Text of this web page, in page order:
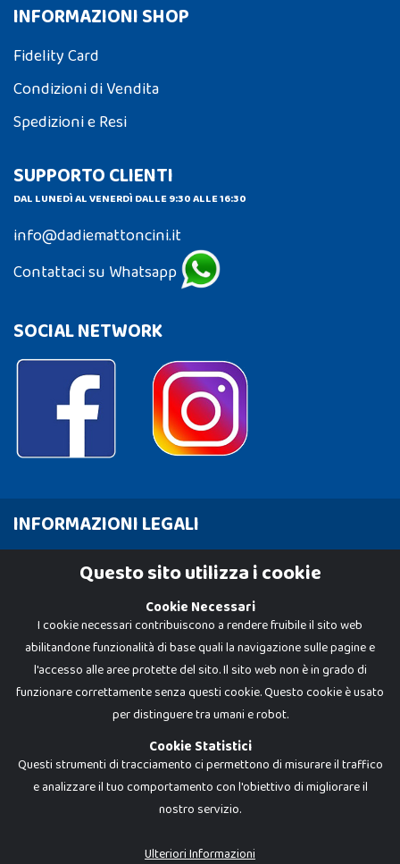
INFORMAZIONI SHOP
Fidelity Card
Condizioni di Vendita
Spedizioni e Resi
SUPPORTO CLIENTI
DAL LUNEDÌ AL VENERDÌ DALLE 9:30 ALLE 16:30
info@dadiemattoncini.it
Contattaci su Whatsapp
SOCIAL NETWORK
INFORMAZIONI LEGALI
Cookie Policy
Dadi e Mattoncini è un brand di Giocabene Srl. Ogni riproduzione o utilizzo non
I prezzi e le promozioni pubblicate potrebbero differire da quanto esposto in
Questo sito utilizza i cookie
Cookie Necessari
I cookie necessari contribuiscono a rendere fruibile il sito web
abilitandone funzionalità di base quali la navigazione sulle pagine e
l'accesso alle aree protette del sito. Il sito web non è in grado di
funzionare correttamente senza questi cookie. Questo cookie è usato
per distinguere tra umani e robot.
Cookie Statistici
Questi strumenti di tracciamento ci permettono di misurare il traffico
e analizzare il tuo comportamento con l'obiettivo di migliorare il
nostro servizio.
Ulteriori Informazioni